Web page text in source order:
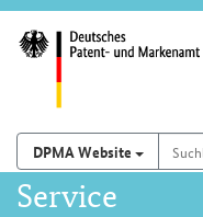
Suchen auf
DPMA Website
Service